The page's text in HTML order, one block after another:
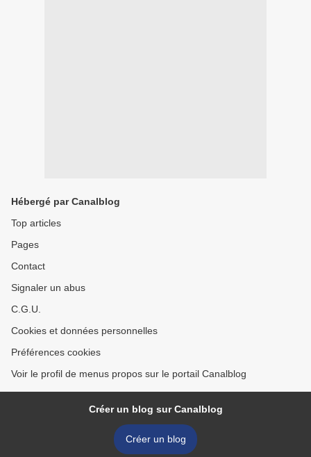
Hébergé par Canalblog
Top articles
Pages
Contact
Signaler un abus
C.G.U.
Cookies et données personnelles
Préférences cookies
Voir le profil de menus propos sur le portail Canalblog
Créer un blog sur Canalblog
Créer un blog